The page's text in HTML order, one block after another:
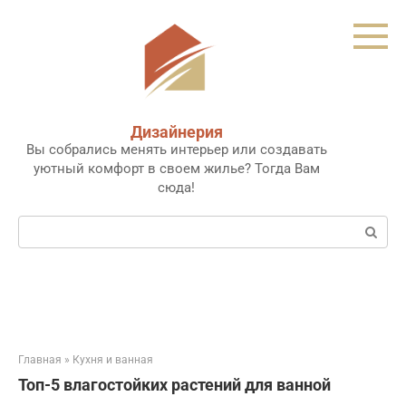
Дизайнерия
Вы собрались менять интерьер или создавать
уютный комфорт в своем жилье? Тогда Вам
сюда!
Поиск:
Главная » Кухня и ванная
Топ-5 влагостойких растений для ванной